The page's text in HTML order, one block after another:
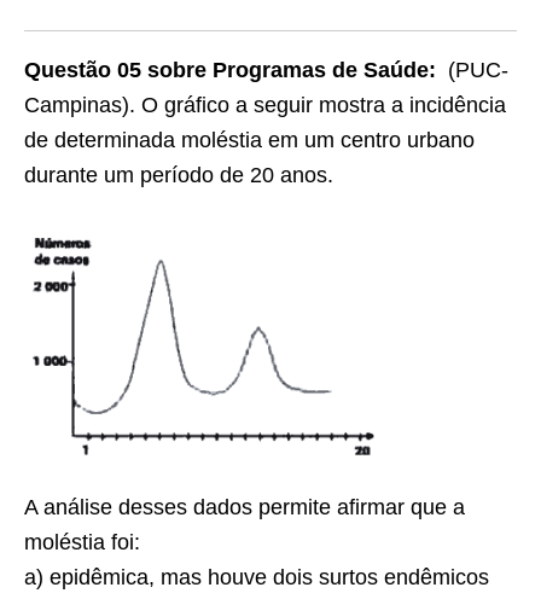
Questão 05 sobre Programas de Saúde: (PUC-
Campinas). O gráfico a seguir mostra a incidência
de determinada moléstia em um centro urbano
durante um período de 20 anos.
A análise desses dados permite afirmar que a
moléstia foi:
a) epidêmica, mas houve dois surtos endêmicos